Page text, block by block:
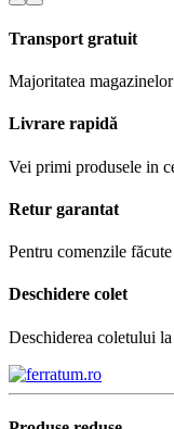
Transport gratuit
Majoritatea
Livrare rapidă
Vei primi produsele in
Retur garantat
Pentru comenzile
Deschidere colet
Deschiderea coletului